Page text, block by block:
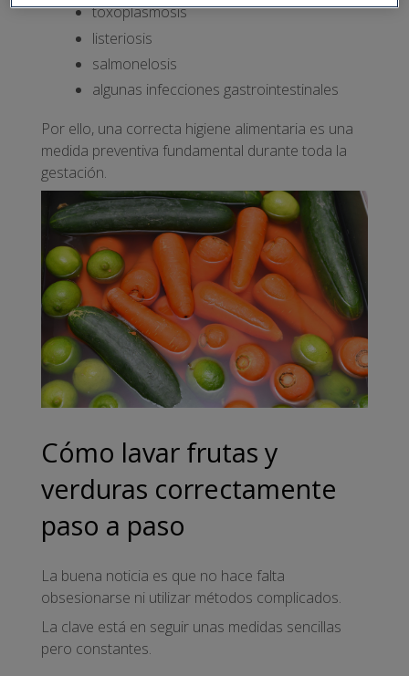
toxoplasmosis
listeriosis
salmonelosis
algunas infecciones gastrointestinales
Por ello, una correcta higiene alimentaria es una
medida preventiva fundamental durante toda la
gestación.
Cómo lavar frutas y
verduras correctamente
paso a paso
La buena noticia es que no hace falta
obsesionarse ni utilizar métodos complicados.
La clave está en seguir unas medidas sencillas
pero constantes.